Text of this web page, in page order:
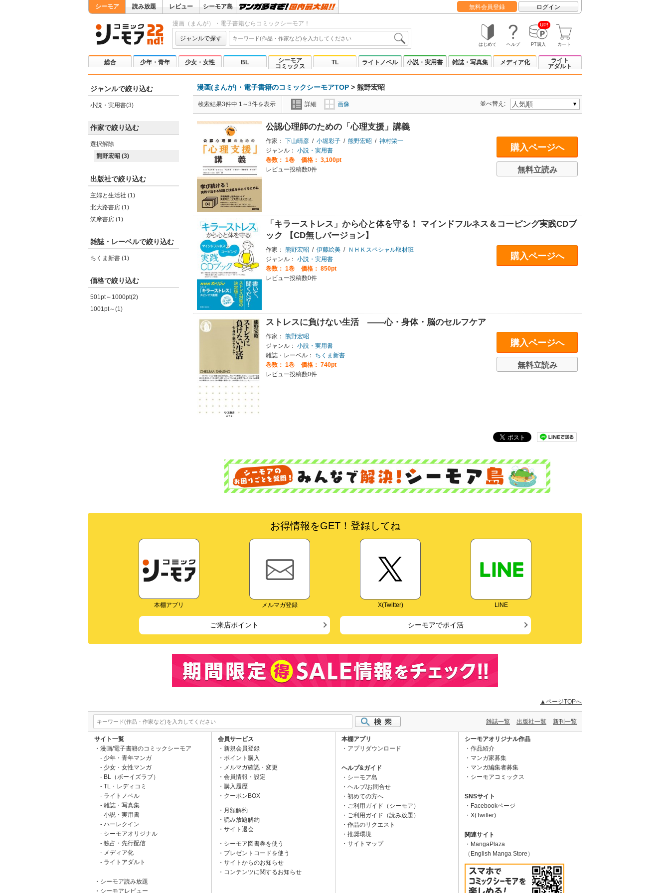
シーモア 読み放題 レビュー シーモア島 無料会員登録 ログイン
漫画（まんが）・電子書籍ならコミックシーモア！
ジャンルで探す
はじめて ヘルプ
UP!
PT購入 カート
総合 少年・青年 少女・女性 BL
シーモア
コミックス
TL ライトノベル 小説・実用書 雑誌・写真集 メディア化
ライト
アダルト
ジャンルで絞り込む
小説・実用書(3)
作家で絞り込む
選択解除
熊野宏昭 (3)
出版社で絞り込む
主婦と生活社 (1)
北大路書房 (1)
筑摩書房 (1)
雑誌・レーベルで絞り込む
ちくま新書 (1)
価格で絞り込む
501pt～1000pt(2)
1001pt～(1)
漫画(まんが)・電子書籍のコミックシーモアTOP > 熊野宏昭
検索結果3件中 1～3件を表示 詳細 画像 並べ替え:
公認心理師のための「心理支援」講義
作家： 下山晴彦 / 小堀彩子 / 熊野宏昭 / 神村栄一
ジャンル： 小説・実用書
巻数： 1巻
価格： 3,100pt
レビュー投稿数0件
購入ページへ
無料立読み
「キラーストレス」から心と体を守る！ マインドフルネス＆コーピング実践CDブ
ック 【CD無しバージョン】
作家： 熊野宏昭 / 伊藤絵美 /
ＮＨＫスペシャル取材班
ジャンル： 小説・実用書
巻数： 1巻
価格： 850pt
レビュー投稿数0件
購入ページへ
ストレスに負けない生活 ――心・身体・脳のセルフケア
作家： 熊野宏昭
ジャンル： 小説・実用書
雑誌・レーベル：
ちくま新書
巻数： 1巻
価格： 740pt
レビュー投稿数0件
購入ページへ
無料立読み
お得情報をGET！登録してね
本棚アプリ メルマガ登録 X(Twitter) LINE
ご来店ポイント シーモアでポイ活
▲ページTOPへ
雑誌一覧 出版社一覧 新刊一覧
サイト一覧
漫画/電子書籍のコミックシーモア
少年・青年マンガ
少女・女性マンガ
BL（ボーイズラブ）
TL・レディコミ
ライトノベル
雑誌・写真集
小説・実用書
ハーレクイン
シーモアオリジナル
独占・先行配信
メディア化
ライトアダルト
シーモア読み放題
シーモアレビュー
会員サービス
新規会員登録
ポイント購入
メルマガ確認・変更
会員情報・設定
購入履歴
クーポンBOX
月額解約
読み放題解約
サイト退会
シーモア図書券を使う
プレゼントコードを使う
サイトからのお知らせ
コンテンツに関するお知らせ
本棚アプリ
アプリダウンロード
ヘルプ&ガイド
シーモア島
ヘルプ/お問合せ
初めての方へ
ご利用ガイド（シーモア）
ご利用ガイド（読み放題）
作品のリクエスト
推奨環境
サイトマップ
シーモアオリジナル作品
作品紹介
マンガ家募集
マンガ編集者募集
シーモアコミックス
SNSサイト
Facebookページ
X(Twitter)
関連サイト
MangaPlaza
（English Manga Store）